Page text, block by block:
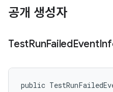
공개 생성자
TestRunFailedEvent
public